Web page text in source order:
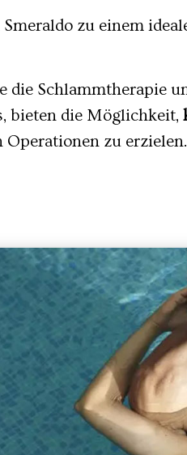
zu einem
die Schlammtherapie
bieten die Möglichkeit,
zu erzielen.